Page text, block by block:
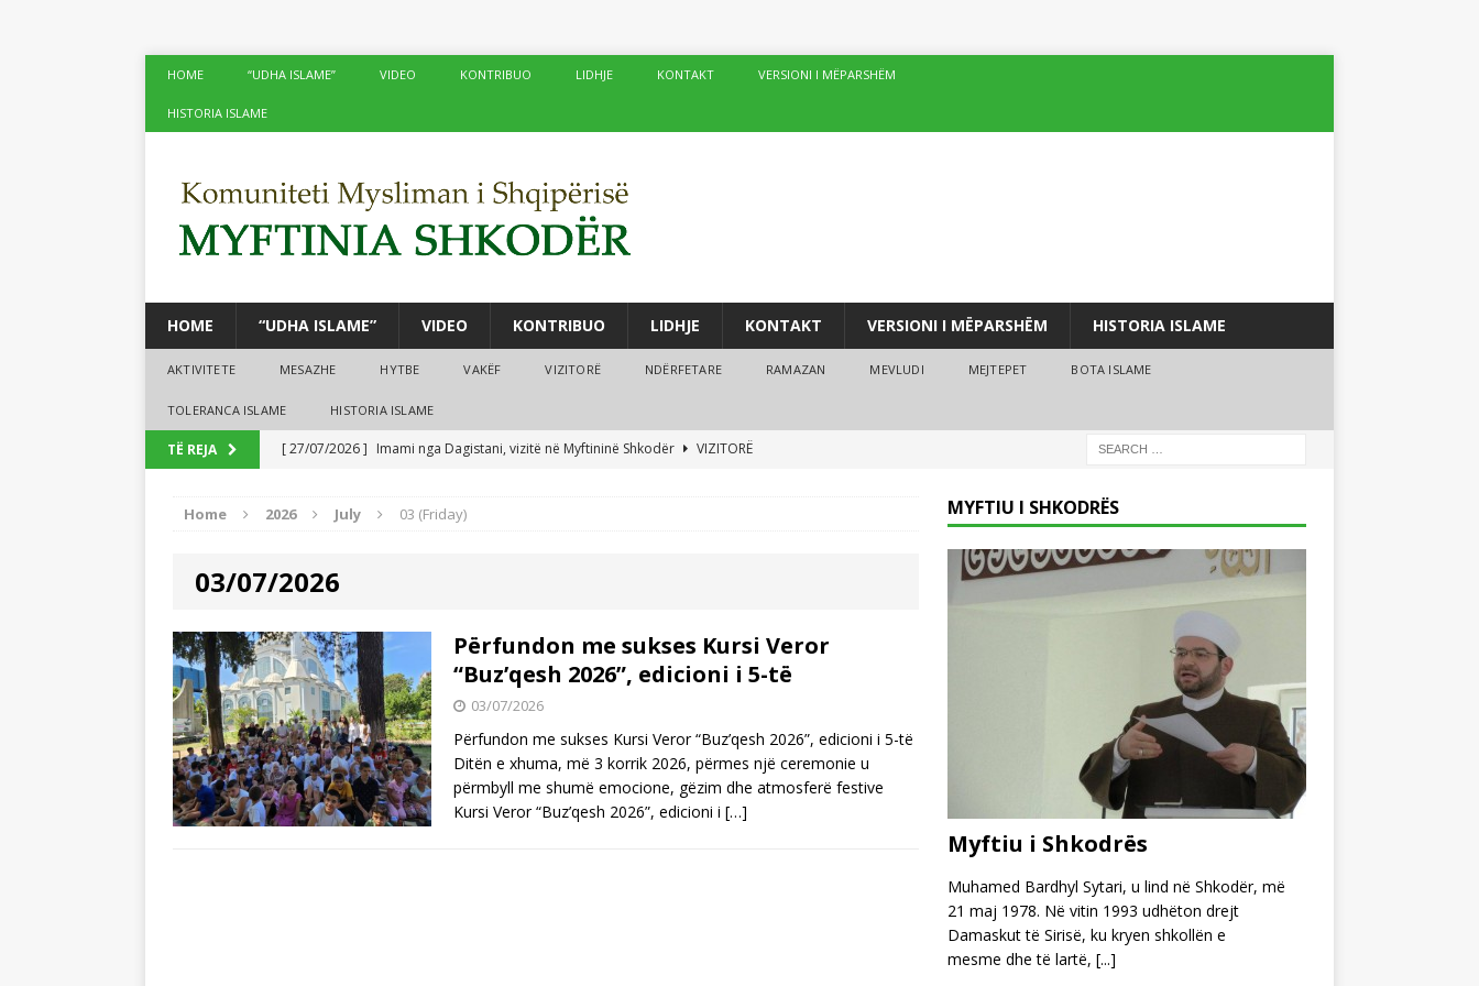
HOME “UDHA ISLAME” VIDEO KONTRIBUO LIDHJE KONTAKT VERSIONI I MËPARSHËM
HISTORIA ISLAME
HOME “UDHA ISLAME” VIDEO KONTRIBUO LIDHJE KONTAKT VERSIONI I MËPARSHËM HISTORIA ISLAME
AKTIVITETE MESAZHE HYTBE VAKËF VIZITORË NDËRFETARE RAMAZAN MEVLUDI MEJTEPET BOTA ISLAME
TOLERANCA ISLAME HISTORIA ISLAME
TË REJA [ 27/07/2026 ] Imami nga Dagistani, vizitë në Myftininë Shkodër
VIZITORË
[ 24/07/2026 ]
Tre mijë vjet dhe fé të njëpasnjëshme në të njëjtin vend, në zemër të Damaskut!
[ 22/07/2026 ]
[ 06/08/2026 ] Myftiu i Shkodrës, mesazh kundër keqpërdorimit të termave të besimit dhe fesë!
AKTUALITET
Home 2026 July 03 (Friday)
03/07/2026
Përfundon me sukses Kursi Veror
“Buz’qesh 2026”, edicioni i 5-të
03/07/2026
Përfundon me sukses Kursi Veror “Buz’qesh 2026”, edicioni i 5-të
Ditën e xhuma, më 3 korrik 2026, përmes një ceremonie u
përmbyll me shumë emocione, gëzim dhe atmosferë festive
Kursi Veror “Buz’qesh 2026”, edicioni i […]
MYFTIU I SHKODRËS
Myftiu i Shkodrës
Muhamed Bardhyl Sytari, u lind në Shkodër, më
21 maj 1978. Në vitin 1993 udhëton drejt
Damaskut të Sirisë, ku kryen shkollën e
mesme dhe të lartë, [...]